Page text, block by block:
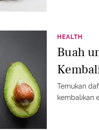
HEALTH
Buah
Temukan
kembalikan